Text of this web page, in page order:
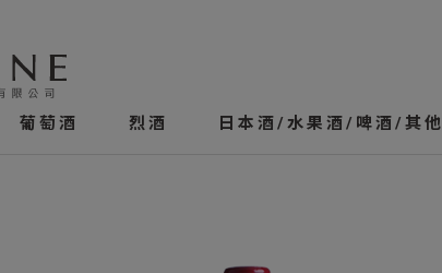
葡萄酒 烈酒 日本酒/水果酒/啤酒/其他